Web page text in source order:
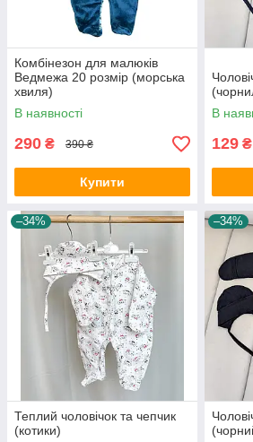
Комбінезон для малюків
Ведмежа 20 розмір (морська
хвиля)
В наявності
290 ₴ 390 ₴
Купити
В
129 ₴
–34%
Теплий чоловічок та чепчик
(котики)
–34%